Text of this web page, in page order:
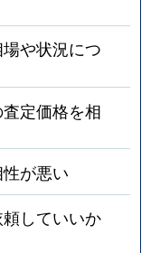
や状況につ
定価格を相
が悪い
していいか